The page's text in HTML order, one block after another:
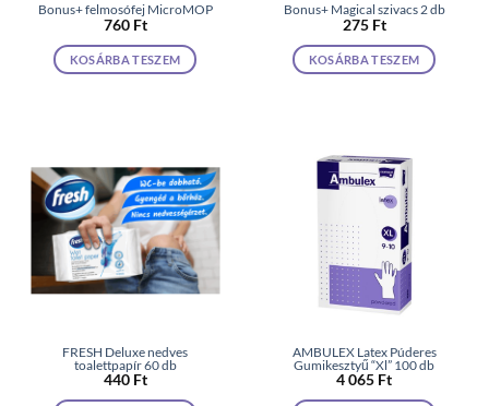
Bonus+ felmosófej MicroMOP
760 Ft
KOSÁRBA TESZEM
Bonus+ Magical szivacs 2 db
275 Ft
KOSÁRBA TESZEM
FRESH Deluxe nedves
toalettpapír 60 db
440 Ft
AMBULEX Latex Púderes
Gumikesztyű “Xl” 100 db
4 065 Ft